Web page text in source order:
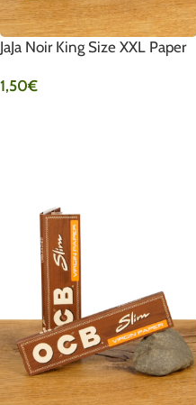
JaJa Noir King Size XXL Paper
1,50€